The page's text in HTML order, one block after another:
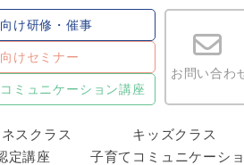
け研修・催事
けセミナー
ミュニケーション講座
お問い合わ
スクラス
定講座
キッズクラス
子育てコミュニケーシ